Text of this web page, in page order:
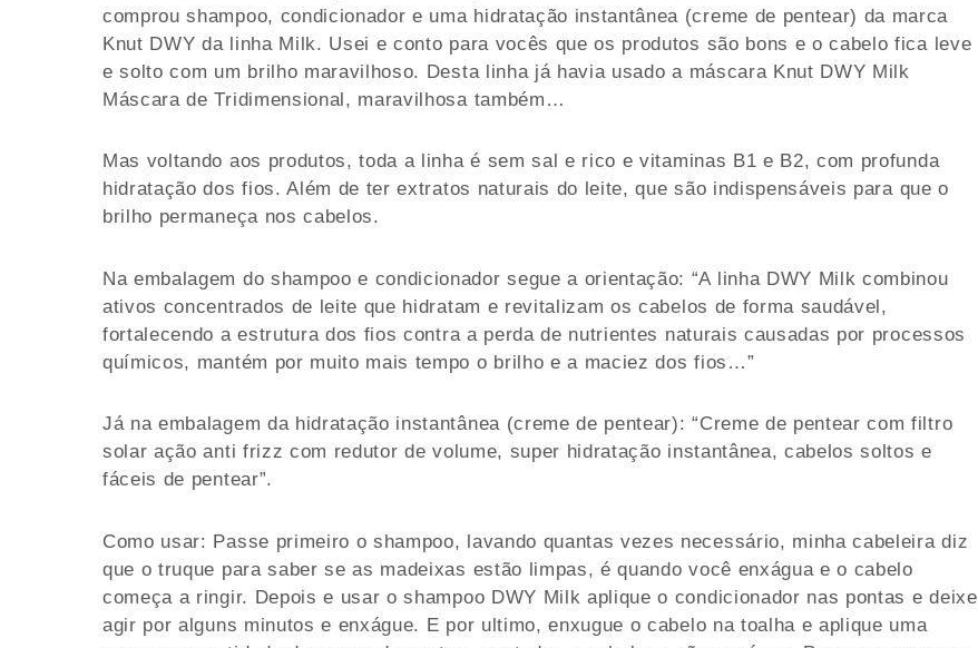
comprou shampoo, condicionador e uma hidratação instantânea (creme de pentear) da marca
Knut DWY da linha Milk. Usei e conto para vocês que os produtos são bons e o cabelo fica leve
e solto com um brilho maravilhoso. Desta linha já havia usado a máscara Knut DWY Milk
Máscara de Tridimensional, maravilhosa também…
Mas voltando aos produtos, toda a linha é sem sal e rico e vitaminas B1 e B2, com profunda
hidratação dos fios. Além de ter extratos naturais do leite, que são indispensáveis para que o
brilho permaneça nos cabelos.
Na embalagem do shampoo e condicionador segue a orientação: “A linha DWY Milk combinou
ativos concentrados de leite que hidratam e revitalizam os cabelos de forma saudável,
fortalecendo a estrutura dos fios contra a perda de nutrientes naturais causadas por processos
químicos, mantém por muito mais tempo o brilho e a maciez dos fios…”
Já na embalagem da hidratação instantânea (creme de pentear): “Creme de pentear com filtro
solar ação anti frizz com redutor de volume, super hidratação instantânea, cabelos soltos e
fáceis de pentear”.
Como usar: Passe primeiro o shampoo, lavando quantas vezes necessário, minha cabeleira diz
que o truque para saber se as madeixas estão limpas, é quando você enxágua e o cabelo
começa a ringir. Depois e usar o shampoo DWY Milk aplique o condicionador nas pontas e deixe
agir por alguns minutos e enxágue. E por ultimo, enxugue o cabelo na toalha e aplique uma